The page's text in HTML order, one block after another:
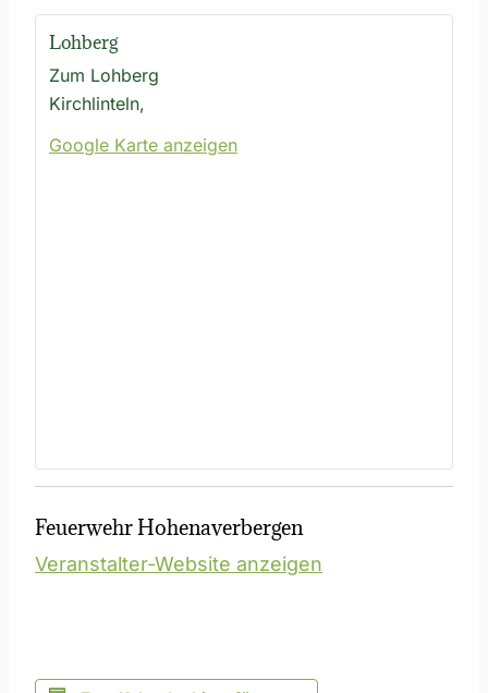
Lohberg
Zum Lohberg
Kirchlinteln,
Google Karte anzeigen
Feuerwehr Hohenaverbergen
Veranstalter-Website anzeigen